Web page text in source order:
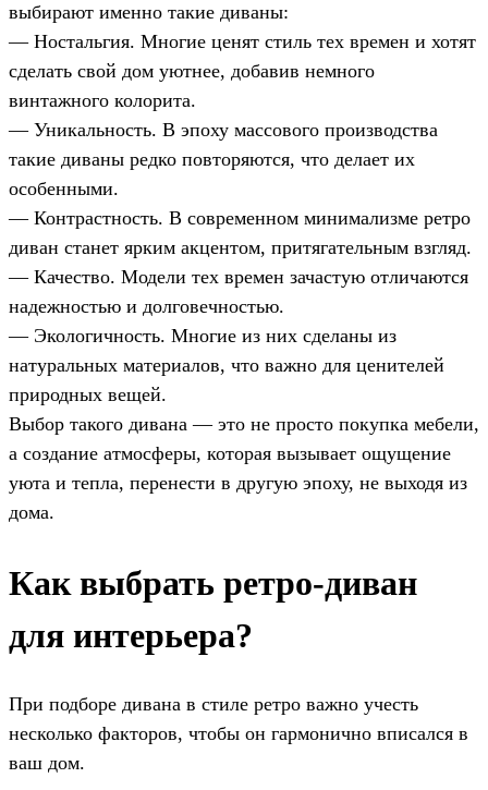
выбирают именно такие диваны:
— Ностальгия. Многие ценят стиль тех времен и хотят
сделать свой дом уютнее, добавив немного
винтажного колорита.
— Уникальность. В эпоху массового производства
такие диваны редко повторяются, что делает их
особенными.
— Контрастность. В современном минимализме ретро
диван станет ярким акцентом, притягательным взгляд.
— Качество. Модели тех времен зачастую отличаются
надежностью и долговечностью.
— Экологичность. Многие из них сделаны из
натуральных материалов, что важно для ценителей
природных вещей.
Выбор такого дивана — это не просто покупка мебели,
а создание атмосферы, которая вызывает ощущение
уюта и тепла, перенести в другую эпоху, не выходя из
дома.
Как выбрать ретро-диван
для интерьера?
При подборе дивана в стиле ретро важно учесть
несколько факторов, чтобы он гармонично вписался в
ваш дом.